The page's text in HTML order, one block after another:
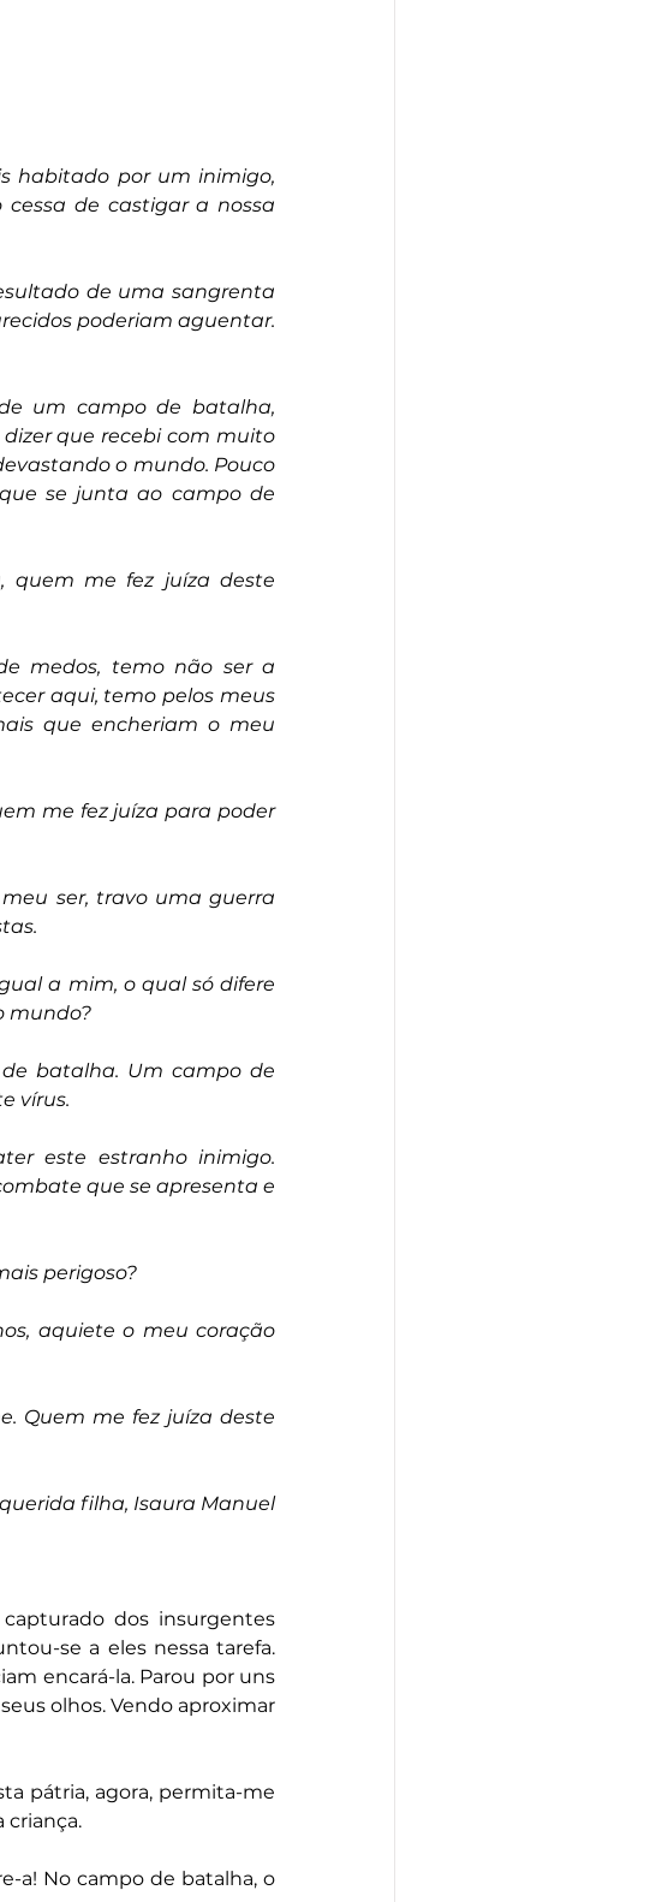
habitado por um inimigo,
de castigar a nossa
de uma sangrenta
poderiam aguentar.
um campo de batalha,
que recebi com muito
o mundo. Pouco
se junta ao campo de
quem me fez juíza deste
medos, temo não ser a
aqui, temo pelos meus
que encheriam o meu
me fez juíza para poder
ser, travo uma guerra
a mim, o qual só difere
mundo?
batalha. Um campo de
vírus.
este estranho inimigo.
que se apresenta e
perigoso?
aquiete o meu coração
Quem me fez juíza deste
filha, Isaura Manuel
dos insurgentes
se a eles nessa tarefa.
encará-la. Parou por uns
olhos. Vendo aproximar
pátria, agora, permita-me
criança.
a! No campo de batalha, o